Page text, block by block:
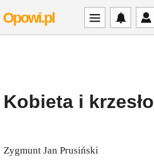
Opowi.pl
Kobieta i krzesło
Zygmunt Jan Prusiński